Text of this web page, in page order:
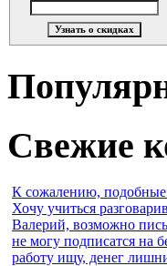
Свежие
К сожалению, подобные
Хочу учиться
Валерий, возможно
не могу подписатся на
работу ищу, денег